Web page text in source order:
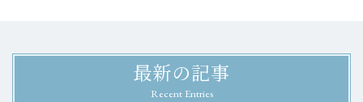
最新の記事
Recent Entries